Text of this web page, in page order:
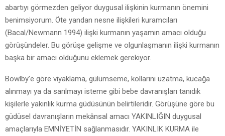
abartıyı görmezden geliyor duygusal ilişkinin kurmanın önemini
benimsiyorum. Öte yandan nesne ilişkileri kuramcıları
(Bacal/Newmann 1994) ilişki kurmanın yaşamın amacı olduğu
görüşündeler. Bu görüşe gelişme ve olgunlaşmanın ilişki kurmanın
başka bir amacı olduğunu eklemek gerekiyor.
Bowlby’e göre viyaklama, gülümseme, kollarını uzatma, kucağa
alınmayı ya da sarılmayı isteme gibi bebe davranışları tanıdık
kişilerle yakınlık kurma güdüsünün belirtileridir. Görüşüne göre bu
güdüsel davranışların mekânsal amacı YAKINLIĞIN duygusal
amaçlarıyla EMNİYETİN sağlanmasıdır. YAKINLIK KURMA ile